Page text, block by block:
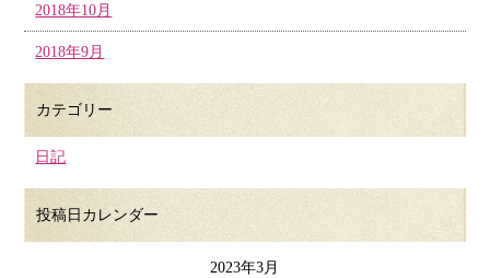
2018年10月
2018年9月
カテゴリー
日記
投稿日カレンダー
2023年3月